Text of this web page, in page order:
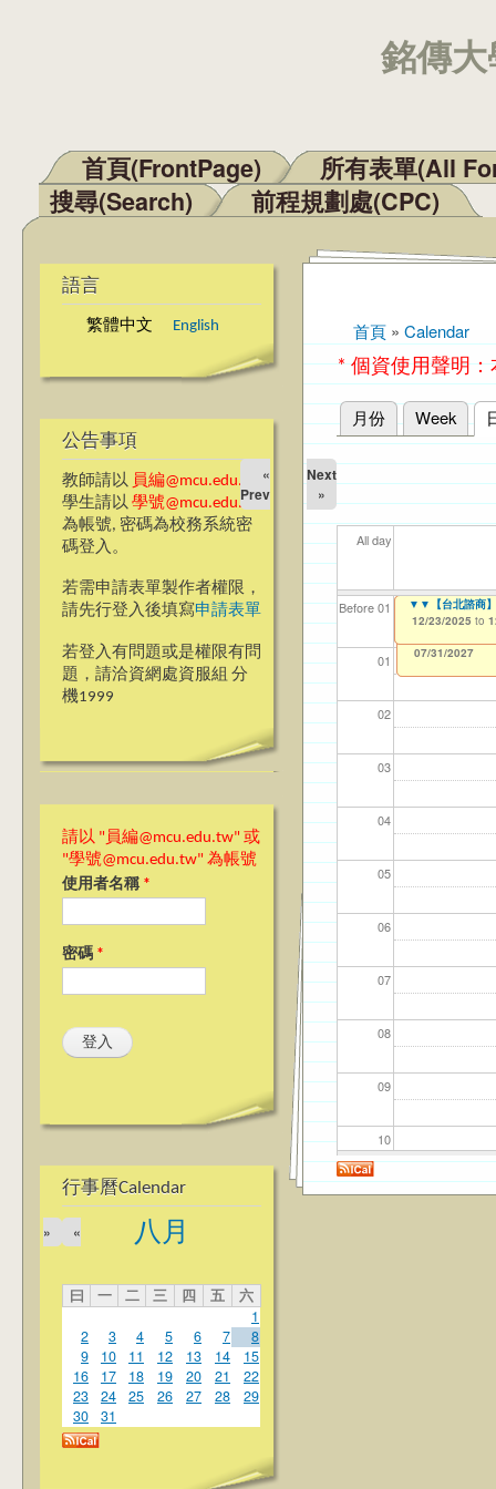
銘傳
主選單
首頁(FrontPage)
所有表單(All
搜尋(Search)
前程規劃處(CPC)
語言
繁體中文 English
公告事項
教師請以 員編@mcu.edu.tw
學生請以 學號@mcu.edu.tw
為帳號, 密碼為校務系統密
碼登入。
若需申請表單製作者權限，
請先行登入後填寫申請表單
若登入有問題或是權限有問
題，請洽資網處資服組 分
機1999
請以 "員編@mcu.edu.tw" 或
"學號@mcu.edu.tw" 為帳號
使用者名稱 *
密碼 *
行事曆Calendar
八月
«
»
曰 一 二 三 四 五
六
1
2
3 4 5 6 7
8
9
10 11 12 13 14
15
16
17 18 19 20 21
22
23
24 25 26 27 28
29
30
31
您在這裡
首頁 » Calendar
* 個資使用聲明
主要索引標籤
月份 Week
«
Prev
Next
»
All day
Before 01
01
02
03
04
05
06
07
08
09
10
11
【資網處】
整合系統～表單
12/31/2027
【財務處】工讀
11/12/2021 to
【財務處】漏打
錄
07/31/2027
114
04/
114
02/
114
03/
【學
07/
114
09/
Ja(>_<)pan 應
12/01/2025 to
▼▼【台北諮商
12/23/2025 to
▼▼【台北諮商
12/23/2025 to